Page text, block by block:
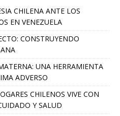
CHILENA ANTE LOS
EN VENEZUELA
CONSTRUYENDO
UNA HERRAMIENTA
ADVERSO
CHILENOS VIVE CON
Y SALUD